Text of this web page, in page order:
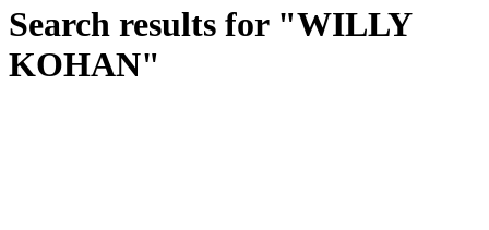
Search results for "WILLY
KOHAN"